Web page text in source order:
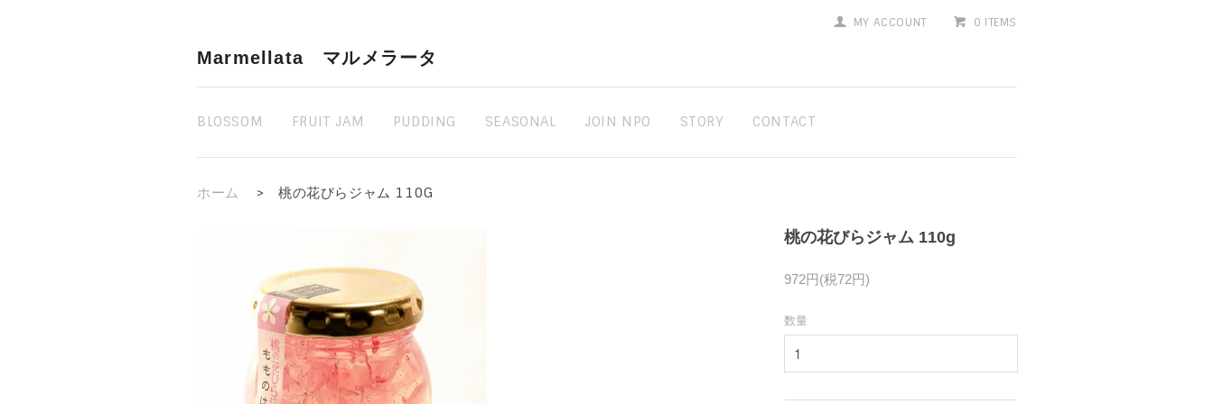
MY ACCOUNT 0 ITEMS
Marmellata マルメラータ
BLOSSOM FRUIT JAM PUDDING SEASONAL JOIN NPO STORY CONTACT
ホーム > 桃の花びらジャム 110G
桃の花びらジャム 110g
972円(税72円)
数量